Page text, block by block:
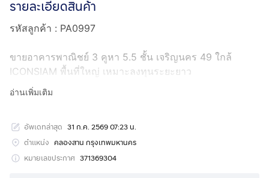
รายละเอียดสินค้า
รหัสลูกค้า : PA0997
ขายอาคารพาณิชย์ 3 คูหา 5.5 ชั้น เจริญนคร 49 ใกล้
ICONSIAM พื้นที่ใหญ่ เหมาะลงทุนระยะยาว
แผนที่ : https://maps.app.goo.gl/mHj9No97EPvQ68jx9
ขนาดพื้นที่ : 40 ตร.ว. ขนาด 4 x 12 เมตร จำนวน 3 คูหา
อ่านเพิ่มเติม
อัพเดทล่าสุด 31 ก.ค. 2569 07:23 น.
ตำแหน่ง คลองสาน กรุงเทพมหานคร
หมายเลขประกาศ 371369304